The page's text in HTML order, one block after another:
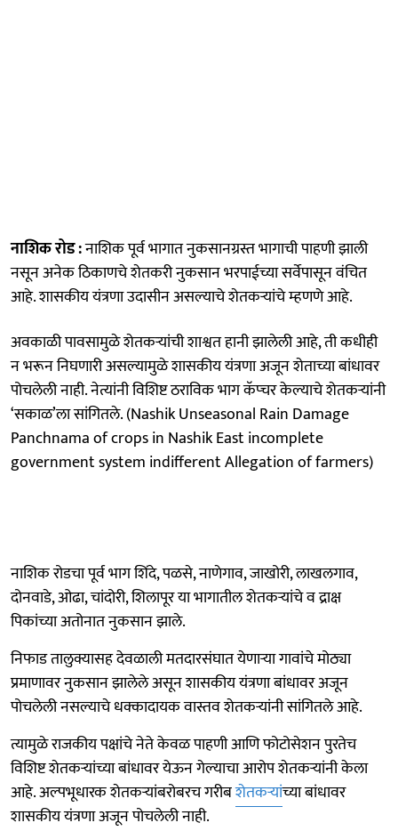
नाशिक रोड :नाशिक पूर्व भागात नुकसानग्रस्त भागाची पाहणी झाली
नसून अनेक ठिकाणचे शेतकरी नुकसान भरपाईच्या सर्वेपासून वंचित
आहे. शासकीय यंत्रणा उदासीन असल्याचे शेतकऱ्यांचे म्हणणे आहे.
अवकाळी पावसामुळे शेतकऱ्यांची शाश्वत हानी झालेली आहे, ती कधीही
न भरून निघणारी असल्यामुळे शासकीय यंत्रणा अजून शेताच्या बांधावर
पोचलेली नाही. नेत्यांनी विशिष्ट ठराविक भाग कॅप्चर केल्याचे शेतकऱ्यांनी
‘सकाळ’ला सांगितले. (Nashik Unseasonal Rain Damage
Panchnama of crops in Nashik East incomplete
government system indifferent Allegation of farmers)
नाशिक रोडचा पूर्व भाग शिंदे, पळसे, नाणेगाव, जाखोरी, लाखलगाव,
दोनवाडे, ओढा, चांदोरी, शिलापूर या भागातील शेतकऱ्यांचे व द्राक्ष
पिकांच्या अतोनात नुकसान झाले.
निफाड तालुक्यासह देवळाली मतदारसंघात येणाऱ्या गावांचे मोठ्या
प्रमाणावर नुकसान झालेले असून शासकीय यंत्रणा बांधावर अजून
पोचलेली नसल्याचे धक्कादायक वास्तव शेतकऱ्यांनी सांगितले आहे.
त्यामुळे राजकीय पक्षांचे नेते केवळ पाहणी आणि फोटोसेशन पुरतेच
विशिष्ट शेतकऱ्यांच्या बांधावर येऊन गेल्याचा आरोप शेतकऱ्यांनी केला
आहे. अल्पभूधारक शेतकऱ्यांबरोबरच गरीबशेतकऱ्यांच्या बांधावर
शासकीय यंत्रणा अजून पोचलेली नाही.